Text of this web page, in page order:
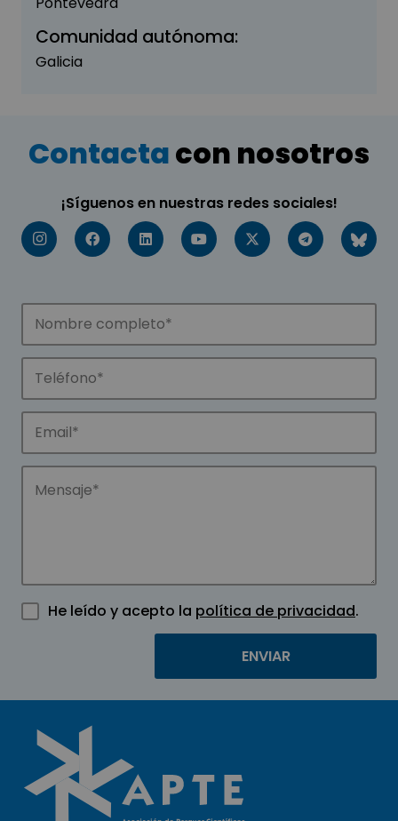
Comunidad autónoma:
Galicia
Contactacon nosotros
¡Síguenos en nuestras redes sociales!
He leído y acepto la política de privacidad.